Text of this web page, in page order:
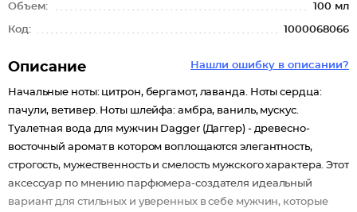
Объем: 100 мл
Код: 1000068066
Нашли ошибку в описании?
Описание
Начальные ноты: цитрон, бергамот, лаванда. Ноты сердца:
пачули, ветивер. Ноты шлейфа: амбра, ваниль, мускус.
Туалетная вода для мужчин Dagger (Даггер) - древесно-
восточный аромат в котором воплощаются элегантность,
строгость, мужественность и смелость мужского характера. Этот
аксессуар по мнению парфюмера-создателя идеальный
вариант для стильных и уверенных в себе мужчин, которые